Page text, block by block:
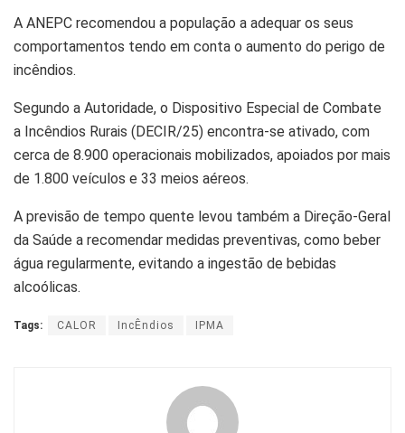
A ANEPC recomendou a população a adequar os seus
comportamentos tendo em conta o aumento do perigo de
incêndios.
Segundo a Autoridade, o Dispositivo Especial de Combate
a Incêndios Rurais (DECIR/25) encontra-se ativado, com
cerca de 8.900 operacionais mobilizados, apoiados por mais
de 1.800 veículos e 33 meios aéreos.
A previsão de tempo quente levou também a Direção-Geral
da Saúde a recomendar medidas preventivas, como beber
água regularmente, evitando a ingestão de bebidas
alcoólicas.
Tags: CALOR IncÊndios IPMA